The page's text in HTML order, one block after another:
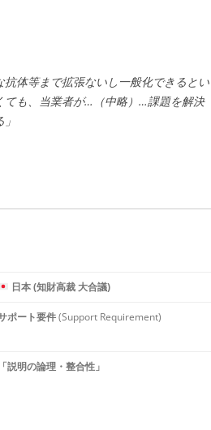
抗体等まで拡張ないし一般化できるとい
ても、当業者が…（中略）…課題を解決
日本 (知財高裁 大合議)
ポート要件(Support Requirement)
「説明の論理・整合性」